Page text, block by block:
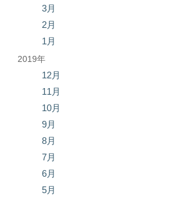
3月
2月
1月
2019年
12月
11月
10月
9月
8月
7月
6月
5月